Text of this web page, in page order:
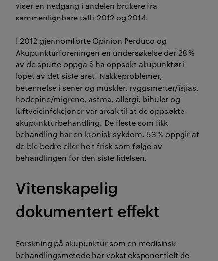
viser en nedgang i andelen brukere fra
sammenlignbare tall i 2012 og 2014.
I 2012 gjennomførte Opinion Perduco og
Akupunkturforeningen en undersøkelse der 28 %
av de spurte oppga å ha oppsøkt akupunktør i
løpet av det siste året. Nakkeproblemer,
betennelse i sener og muskler, ryggsmerter/isjias,
hodepine/migrene, astma, allergi, bihuler og
luftveisinfeksjoner var årsak til at de oppsøkte
akupunkturbehandling. De fleste som fikk
behandling har en kronisk sykdom. 53 % oppgir at
de ble bedre eller helt frisk som følge av
behandlingen for den siste lidelsen.
Vitenskapelig
dokumentert effekt
Forskning på akupunktur som en medisinsk
behandlingsmetode har vokst eksponentielt de